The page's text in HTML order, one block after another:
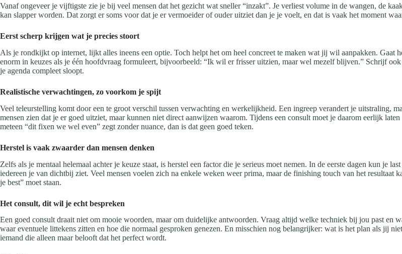
Vanaf ongeveer je vijftigste zie je bij veel mensen dat het gezicht wat sneller “inzakt”. Je verliest volume in de wangen, de
kan slapper worden. Dat zorgt er soms voor dat je er vermoeider of ouder uitziet dan je je voelt, en dat is vaak het moment
Eerst scherp krijgen wat je precies stoort
Als je rondkijkt op internet, lijkt alles ineens een optie. Toch helpt het om heel concreet te maken wat jij wil aanpakken. Gaat
enorm in keuzes als je één hoofdvraag formuleert, bijvoorbeeld: “Ik wil er frisser uitzien, maar wel mezelf blijven.” Schrijf
je agenda compleet sloopt.
Realistische verwachtingen, zo voorkom je spijt
Veel teleurstelling komt door een te groot verschil tussen verwachting en werkelijkheid. Een ingreep verandert je uitstraling,
mensen zien dat je er goed uitziet, maar kunnen niet direct aanwijzen waarom. Tijdens een consult moet je daarom eerlijk
meteen “dit fixen we wel even” zegt zonder nuance, dan is dat geen goed teken.
Herstel is vaak zwaarder dan mensen denken
Zelfs als je mentaal helemaal achter je keuze staat, is herstel een factor die je serieus moet nemen. In de eerste dagen kun je
iedereen je van dichtbij ziet. Veel mensen voelen zich na enkele weken weer prima, maar de finishing touch van het
je best” moet staan.
Het consult, dit wil je echt bespreken
Een goed consult draait niet om mooie woorden, maar om duidelijke antwoorden. Vraag altijd welke techniek bij jou past en
waar eventuele littekens zitten en hoe die normaal gesproken genezen. En misschien nog belangrijker: wat is het plan als jij
iemand die alleen maar belooft dat het perfect wordt.